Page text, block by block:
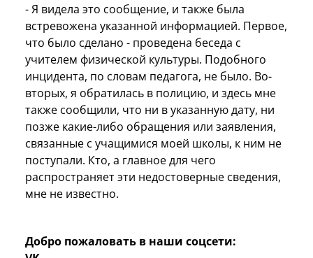
- Я видела это сообщение, и также была
встревожена указанной информацией. Первое,
что было сделано - проведена беседа с
учителем физической культуры. Подобного
инцидента, по словам педагога, не было. Во-
вторых, я обратилась в полицию, и здесь мне
также сообщили, что ни в указанную дату, ни
позже какие-либо обращения или заявления,
связанные с учащимися моей школы, к ним не
поступали. Кто, а главное для чего
распространяет эти недостоверные сведения,
мне не известно.
Добро пожаловать в наши соцсети: